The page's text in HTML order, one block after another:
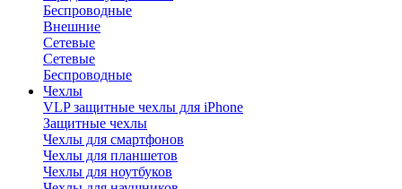
Беспроводные
Внешние
Сетевые
Сетевые
Беспроводные
Чехлы
VLP защитные чехлы для iPhone
Защитные чехлы
Чехлы для смартфонов
Чехлы для планшетов
Чехлы для ноутбуков